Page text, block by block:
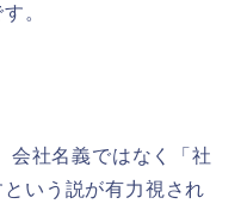
。
会社名義ではなく「社
いう説が有力視され